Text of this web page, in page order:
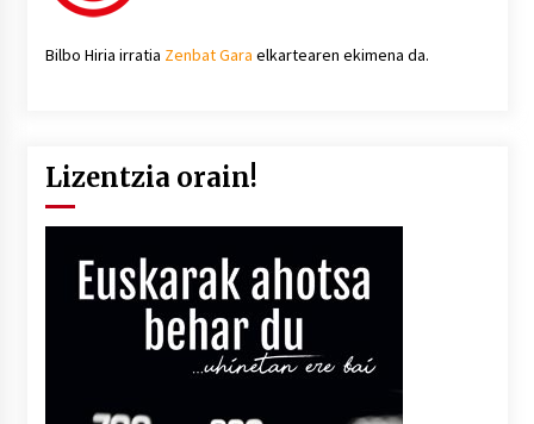
Bilbo Hiria irratia Zenbat Gara elkartearen ekimena da.
Lizentzia orain!